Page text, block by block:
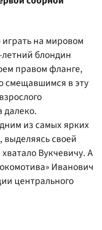
на мировом
летний блондин
правом фланге,
смещавшимся в эту
далеко.
из самых ярких
выделяясь своей
Вукчевичу. А
Иванович
центрального